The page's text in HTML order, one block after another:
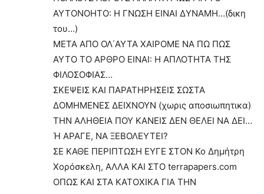
ΑΥΤΟΝΟΗΤΟ: Η ΓΝΩΣΗ ΕΙΝΑΙ ΔΥΝΑΜΗ…(δικη
του…)
ΜΕΤΑ ΑΠΟ ΟΛ΄ΑΥΤΑ ΧΑΙΡΟΜΕ ΝΑ ΠΩ ΠΩΣ
ΑΥΤΟ ΤΟ ΑΡΘΡΟ ΕΙΝΑΙ: Η ΑΠΛΟΤΗΤΑ ΤΗΣ
ΦΙΛΟΣΟΦΙΑΣ…
ΣΚΕΨΕΙΣ ΚΑΙ ΠΑΡΑΤΗΡΗΣΕΙΣ ΣΩΣΤΑ
ΔΟΜΗΜΕΝΕΣ ΔΕΙΧΝΟΥΝ (χωρις αποσιωπητικα)
ΤΗΝ ΑΛΗΘΕΙΑ ΠΟΥ ΚΑΝΕΙΣ ΔΕΝ ΘΕΛΕΙ ΝΑ ΔΕΙ…
Ή ΑΡΑΓΕ, ΝΑ ΞΕΒΟΛΕΥΤΕΙ?
ΣΕ ΚΑΘΕ ΠΕΡΙΠΤΩΣΗ ΕΥΓΕ ΣΤΟΝ Κο Δημήτρη
Χορόσκελη, ΑΛΛΑ ΚΑΙ ΣΤΟ terrapapers.com
ΟΠΩΣ ΚΑΙ ΣΤΑ ΚΑΤΟΧΙΚΑ ΓΙΑ ΤΗΝ